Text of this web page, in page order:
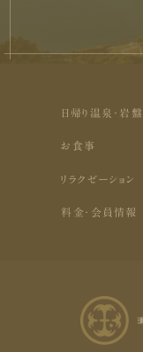
日帰り温泉・岩
お食事
リラクゼーション
料金・会員情報